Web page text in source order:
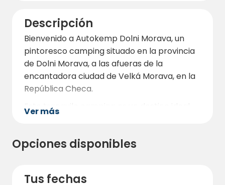
Descripción
Bienvenido a Autokemp Dolni Morava, un
pintoresco camping situado en la provincia
de Dolni Morava, a las afueras de la
encantadora ciudad de Velká Morava, en la
República Checa.
Este tranquilo camping es un destino ideal
Enclavado en un bello entorno natural,
garantizar una estancia agradable.
Ver más
Opciones disponibles
Tus fechas